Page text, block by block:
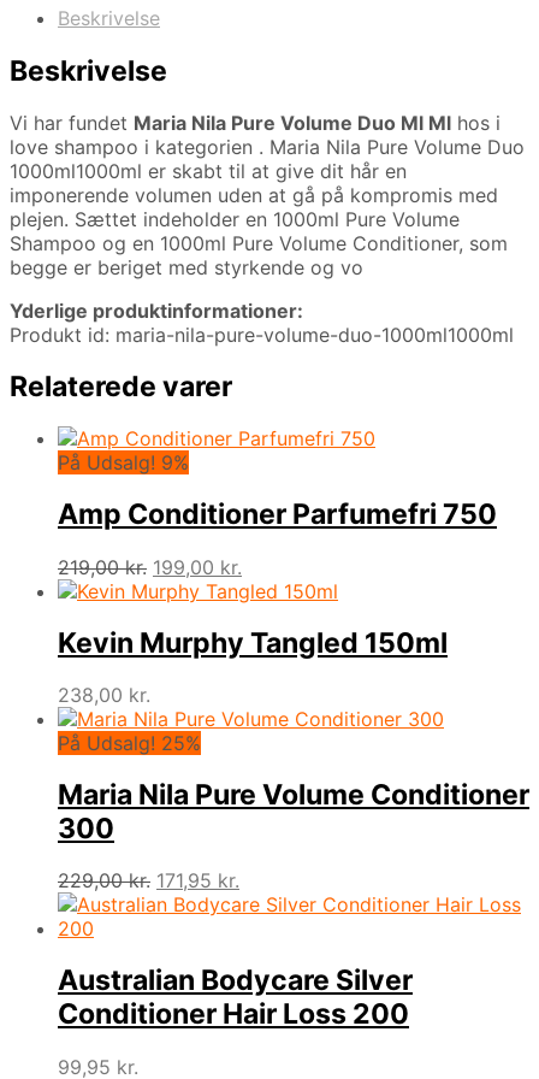
Beskrivelse
Beskrivelse
Vi har fundet Maria Nila Pure Volume Duo Ml Ml hos i
love shampoo i kategorien . Maria Nila Pure Volume Duo
1000ml1000ml er skabt til at give dit hår en
imponerende volumen uden at gå på kompromis med
plejen. Sættet indeholder en 1000ml Pure Volume
Shampoo og en 1000ml Pure Volume Conditioner, som
begge er beriget med styrkende og vo
Yderlige produktinformationer:
Produkt id: maria-nila-pure-volume-duo-1000ml1000ml
Relaterede varer
På Udsalg! 9%
Amp Conditioner Parfumefri 750
219,00kr. Den
oprindelige
var:
219,00 kr..
199,00 kr.
aktuelle
er:
199,00 kr..
Kevin Murphy Tangled 150ml
238,00 kr.
På Udsalg! 25%
Maria Nila Pure Volume Conditioner
300
229,00kr. Den
oprindelige
229,00 kr..
171,95 kr.
aktuelle
171,95 kr..
Australian Bodycare Silver
Conditioner Hair Loss 200
99,95 kr.